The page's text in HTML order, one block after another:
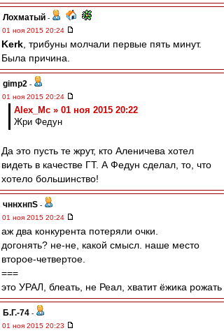
Лохматый -
01 ноя 2015 20:24
Kerk , трибуны молчали первые пять минут.
Была причина.
gimp2 -
01 ноя 2015 20:24
Alex_Mc » 01 ноя 2015 20:22
Жри Федун
Да это пусть те жрут, кто Аленичева хотел
видеть в качестве ГТ. А Федун сделал, то, что
хотело большинство!
чннхнпS -
01 ноя 2015 20:24
аж два конкурента потеряли очки.
догонять? не-не, какой смысл. наше место
второе-четвертое.
===
это УРАЛ, блеать, не Реал, хватит ёжика рожать
Б.Г.-74 -
01 ноя 2015 20:23